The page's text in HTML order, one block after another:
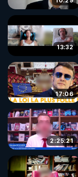
13:32
17:06
2:25:21